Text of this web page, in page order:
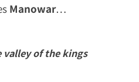
Manowar…
of the kings